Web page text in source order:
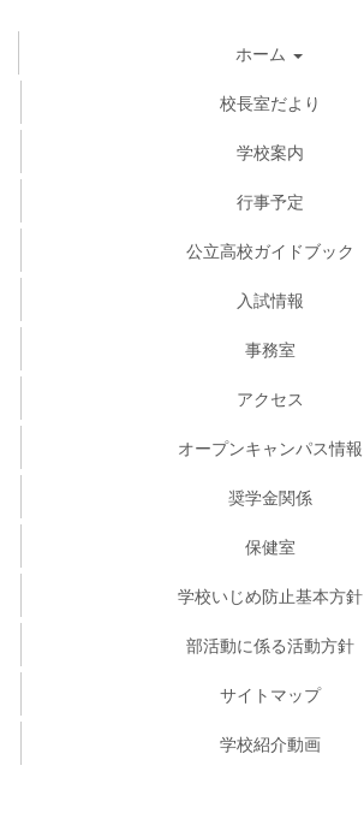
ホーム
校長室だより
学校案内
行事予定
公立高校ガイドブック
入試情報
事務室
アクセス
オープンキャンパス情報
奨学金関係
保健室
学校いじめ防止基本方針
部活動に係る活動方針
サイトマップ
学校紹介動画